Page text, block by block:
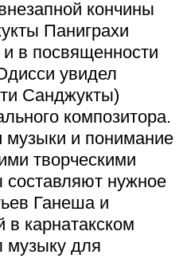
кончины
Паниграхи
в посвященности
увидел
Санджукты)
композитора.
музыки и понимание
творческими
нужное
Ганеша и
карнатакском
музыку для